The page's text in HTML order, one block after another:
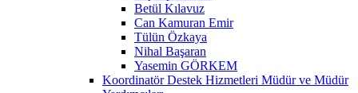
Betül Kılavuz
Can Kamuran Emir
Tülün Özkaya
Nihal Başaran
Yasemin GÖRKEM
Koordinatör Destek Hizmetleri Müdür ve Müdür